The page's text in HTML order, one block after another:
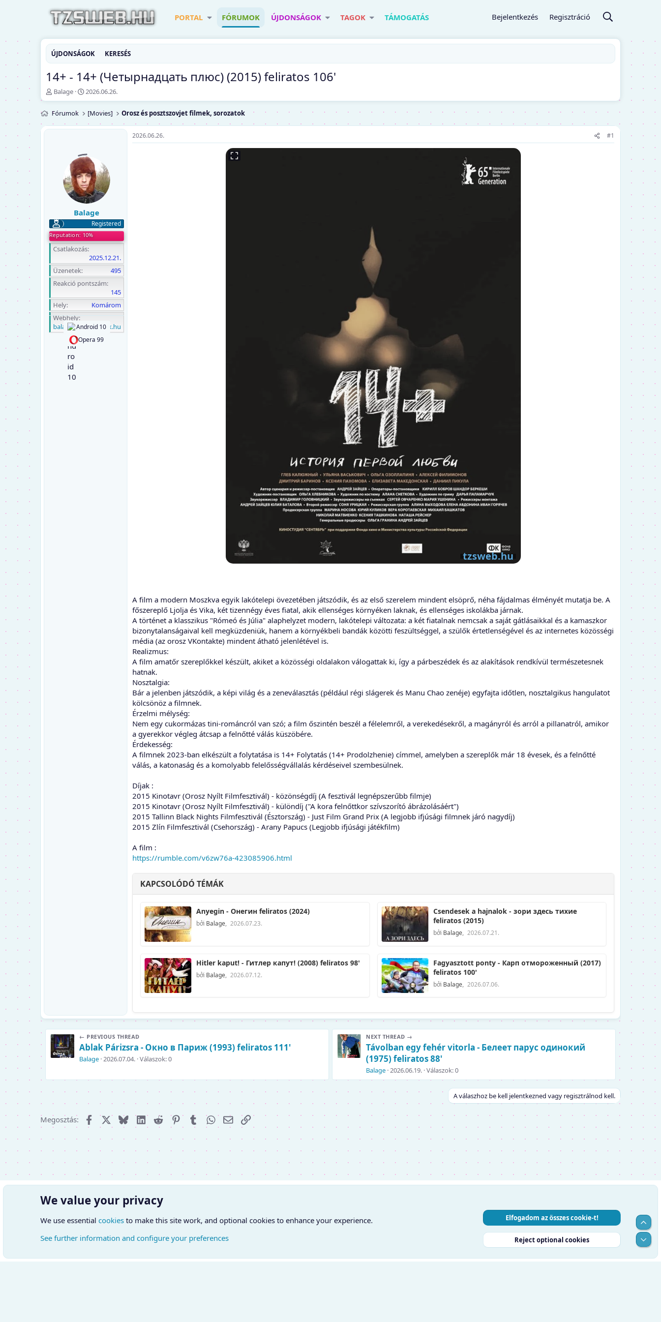
PORTAL FÓRUMOK ÚJDONSÁGOK TAGOK TÁMOGATÁS Bejelentkezés Regisztráció
ÚJDONSÁGOK KERESÉS
14+ - 14+ (Четырнадцать плюс) (2015) feliratos 106'
T
é
m
a
i
Balage
K
e
d
ő
t
u
m
2026.06.26.
Fórumok [Movies] Orosz és posztszovjet filmek, sorozatok
Balage
Registered
Reputation: 10%
Csatlakozás
2025.12.21.
Üzenetek
495
Reakció pontszám
145
Hely
Komárom
Webhely
balagefilm.blogolok.hu
Android 10
Opera 99
2026.06.26. #1
A film a modern Moszkva egyik lakótelepi övezetében játszódik, és az első szerelem mindent elsöprő, néha fájdalmas élményét mutatja be. A
főszereplő Ljolja és Vika, két tizennégy éves fiatal, akik ellenséges környéken laknak, és ellenséges iskolákba járnak.
A történet a klasszikus "Rómeó és Júlia" alaphelyzet modern, lakótelepi változata: a két fiatalnak nemcsak a saját gátlásaikkal és a kamaszkor
bizonytalanságaival kell megküzdeniük, hanem a környékbeli bandák közötti feszültséggel, a szülők értetlenségével és az internetes közösségi
média (az orosz VKontakte) mindent átható jelenlétével is.
Realizmus:
A film amatőr szereplőkkel készült, akiket a közösségi oldalakon válogattak ki, így a párbeszédek és az alakítások rendkívül természetesnek
hatnak.
Nosztalgia:
Bár a jelenben játszódik, a képi világ és a zeneválasztás (például régi slágerek és Manu Chao zenéje) egyfajta időtlen, nosztalgikus hangulatot
kölcsönöz a filmnek.
Érzelmi mélység:
Nem egy cukormázas tini-románcról van szó; a film őszintén beszél a félelemről, a verekedésekről, a magányról és arról a pillanatról, amikor
a gyerekkor végleg átcsap a felnőtté válás küszöbére.
Érdekesség:
A filmnek 2023-ban elkészült a folytatása is 14+ Folytatás (14+ Prodolzhenie) címmel, amelyben a szereplők már 18 évesek, és a felnőtté
válás, a katonaság és a komolyabb felelősségvállalás kérdéseivel szembesülnek.
Díjak :
2015 Kinotavr (Orosz Nyílt Filmfesztivál) - közönségdíj (A fesztivál legnépszerűbb filmje)
2015 Kinotavr (Orosz Nyílt Filmfesztivál) - különdíj ("A kora felnőttkor szívszorító ábrázolásáért")
2015 Tallinn Black Nights Filmfesztivál (Észtország) - Just Film Grand Prix (A legjobb ifjúsági filmnek járó nagydíj)
2015 Zlín Filmfesztivál (Csehország) - Arany Papucs (Legjobb ifjúsági játékfilm)
A film :
https://rumble.com/v6zw76a-423085906.html
KAPCSOLÓDÓ TÉMÁK
Anyegin - Онегин feliratos (2024)
bởi Balage, 2026.07.23.
Csendesek a hajnalok - зори здесь тихие
feliratos (2015)
bởi Balage, 2026.07.21.
Hitler kaput! - Гитлер капут! (2008) feliratos 98'
bởi Balage, 2026.07.12.
Fagyasztott ponty - Карп отмороженный (2017)
feliratos 100'
bởi Balage, 2026.07.06.
← PREVIOUS THREAD
Ablak Párizsra - Окно в Париж (1993) feliratos 111'
Balage 2026.07.04. Válaszok: 0
NEXT THREAD →
Távolban egy fehér vitorla - Белеет парус одинокий
(1975) feliratos 88'
Balage 2026.06.19. Válaszok: 0
A válaszhoz be kell jelentkezned vagy regisztrálnod kell.
Megosztás: FacebookX (Twitter)
BlueskyLinkedIn
RedditPinterestTumblrWhatsApp
E-mailLink
Cookies Hungarian (HU) Kapcsolatfelvétel RSS
We value your privacy
We use essential cookies to make this site work, and optional cookies to enhance your experience.
See further information and configure your preferences
Elfogadom az összes cookie-t!
Reject optional cookies
Top
Alul